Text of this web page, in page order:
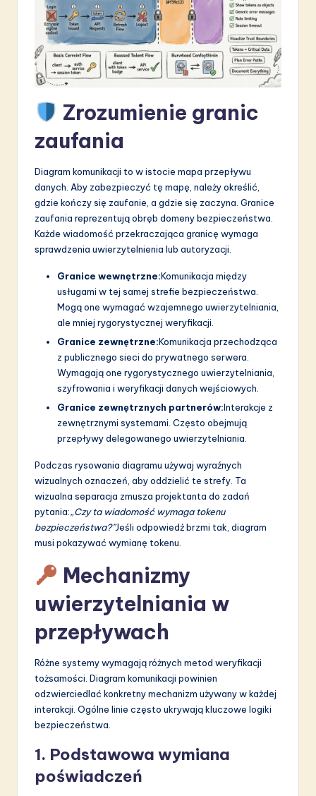
Zrozumienie granic
zaufania
Diagram komunikacji to w istocie mapa przepływu
danych. Aby zabezpieczyć tę mapę, należy określić,
gdzie kończy się zaufanie, a gdzie się zaczyna. Granice
zaufania reprezentują obręb domeny bezpieczeństwa.
Każde wiadomość przekraczająca granicę wymaga
sprawdzenia uwierzytelnienia lub autoryzacji.
Granice wewnętrzne:Komunikacja między
usługami w tej samej strefie bezpieczeństwa.
Mogą one wymagać wzajemnego uwierzytelniania,
ale mniej rygorystycznej weryfikacji.
Granice zewnętrzne:Komunikacja przechodząca
z publicznego sieci do prywatnego serwera.
Wymagają one rygorystycznego uwierzytelniania,
szyfrowania i weryfikacji danych wejściowych.
Granice zewnętrznych partnerów:Interakcje z
zewnętrznymi systemami. Często obejmują
przepływy delegowanego uwierzytelniania.
Podczas rysowania diagramu używaj wyraźnych
wizualnych oznaczeń, aby oddzielić te strefy. Ta
wizualna separacja zmusza projektanta do zadań
pytania:„Czy ta wiadomość wymaga tokenu
bezpieczeństwa?”Jeśli odpowiedź brzmi tak, diagram
musi pokazywać wymianę tokenu.
Mechanizmy
uwierzytelniania w
przepływach
Różne systemy wymagają różnych metod weryfikacji
tożsamości. Diagram komunikacji powinien
odzwierciedlać konkretny mechanizm używany w każdej
interakcji. Ogólne linie często ukrywają kluczowe logiki
bezpieczeństwa.
1. Podstawowa wymiana
poświadczeń